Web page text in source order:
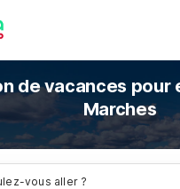
de vacances pour
Marches
vous aller ?